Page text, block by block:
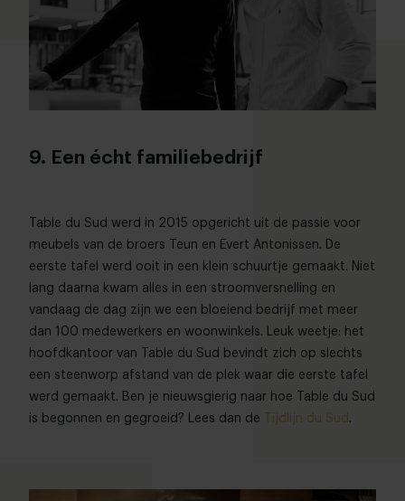
9. Een écht familiebedrijf
Table du Sud werd in 2015 opgericht uit de passie voor
meubels van de broers Teun en Evert Antonissen. De
eerste tafel werd ooit in een klein schuurtje gemaakt. Niet
lang daarna kwam alles in een stroomversnelling en
vandaag de dag zijn we een bloeiend bedrijf met meer
dan 100 medewerkers en woonwinkels. Leuk weetje: het
hoofdkantoor van Table du Sud bevindt zich op slechts
een steenworp afstand van de plek waar die eerste tafel
werd gemaakt. Ben je nieuwsgierig naar hoe Table du Sud
is begonnen en gegroeid? Lees dan de
Tijdlijn du Sud .